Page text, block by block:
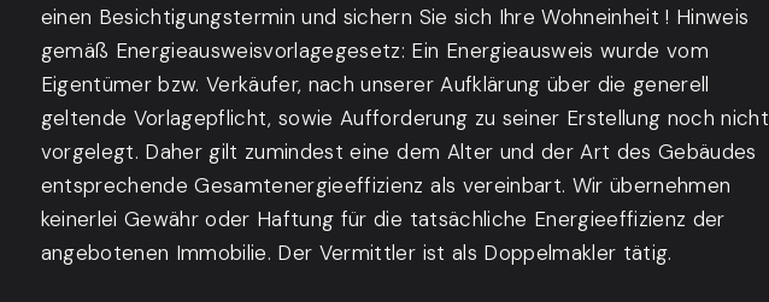
einen Besichtigungstermin und sichern Sie sich Ihre Wohneinheit ! Hinweis
gemäß Energieausweisvorlagegesetz: Ein Energieausweis wurde vom
Eigentümer bzw. Verkäufer, nach unserer Aufklärung über die generell
geltende Vorlagepflicht, sowie Aufforderung zu seiner Erstellung noch nicht
vorgelegt. Daher gilt zumindest eine dem Alter und der Art des Gebäudes
entsprechende Gesamtenergieeffizienz als vereinbart. Wir übernehmen
keinerlei Gewähr oder Haftung für die tatsächliche Energieeffizienz der
angebotenen Immobilie. Der Vermittler ist als Doppelmakler tätig.